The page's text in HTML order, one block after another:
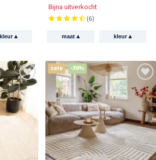
kleur▴
Bijna uitverkocht
(6)
maat ▴ kleur▴
sale -39%